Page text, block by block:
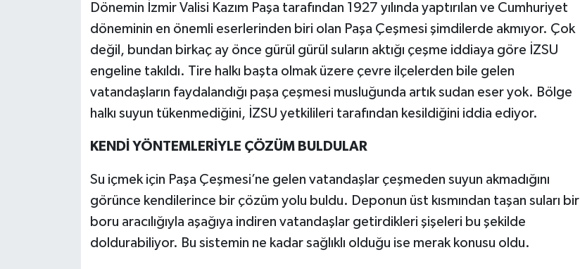
Dönemin İzmir Valisi Kazım Paşa tarafından 1927 yılında yaptırılan ve Cumhuriyet
döneminin en önemli eserlerinden biri olan Paşa Çeşmesi şimdilerde akmıyor. Çok
değil, bundan birkaç ay önce gürül gürül suların aktığı çeşme iddiaya göre İZSU
engeline takıldı. Tire halkı başta olmak üzere çevre ilçelerden bile gelen
vatandaşların faydalandığı paşa çeşmesi musluğunda artık sudan eser yok. Bölge
halkı suyun tükenmediğini, İZSU yetkilileri tarafından kesildiğini iddia ediyor.
KENDİ YÖNTEMLERİYLE ÇÖZÜM BULDULAR
Su içmek için Paşa Çeşmesi’ne gelen vatandaşlar çeşmeden suyun akmadığını
görünce kendilerince bir çözüm yolu buldu. Deponun üst kısmından taşan suları bir
boru aracılığıyla aşağıya indiren vatandaşlar getirdikleri şişeleri bu şekilde
doldurabiliyor. Bu sistemin ne kadar sağlıklı olduğu ise merak konusu oldu.